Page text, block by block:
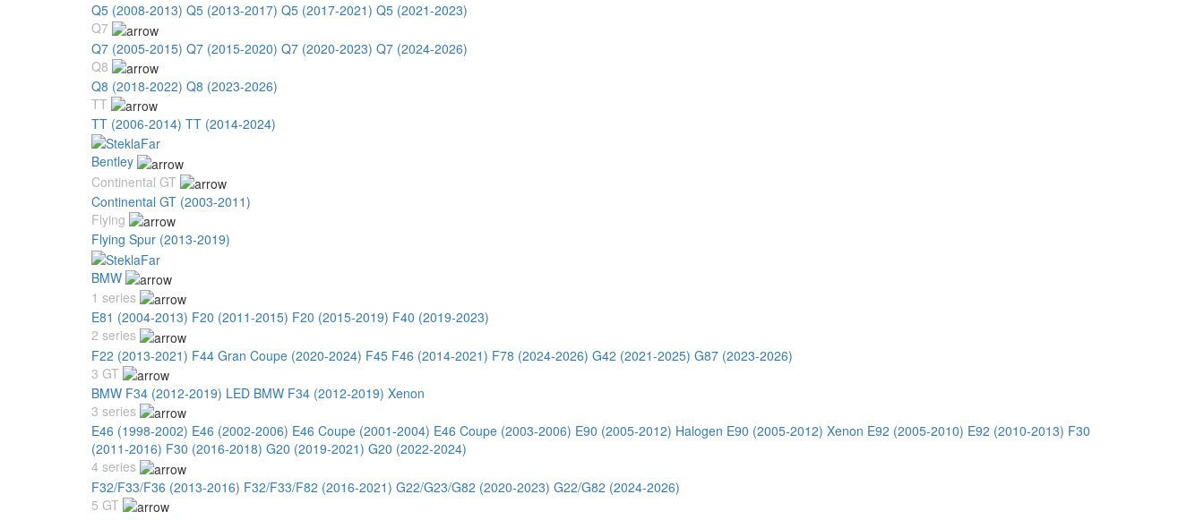
Q5 (2008-2013) Q5 (2013-2017) Q5 (2017-2021) Q5 (2021-2023)
Q7
Q7 (2005-2015) Q7 (2015-2020) Q7 (2020-2023) Q7 (2024-2026)
Q8
Q8 (2018-2022) Q8 (2023-2026)
TT
TT (2006-2014) TT (2014-2024)
Bentley
Continental GT
Continental GT (2003-2011)
Flying
Flying Spur (2013-2019)
BMW
1 series
E81 (2004-2013) F20 (2011-2015) F20 (2015-2019) F40 (2019-2023)
2 series
F22 (2013-2021) F44 Gran Coupe (2020-2024) F45 F46 (2014-2021) F78 (2024-2026) G42 (2021-2025) G87 (2023-2026)
3 GT
BMW F34 (2012-2019) LED BMW F34 (2012-2019) Xenon
3 series
E46 (1998-2002) E46 (2002-2006) E46 Coupe (2001-2004) E46 Coupe (2003-2006) E90 (2005-2012) Halogen E90 (2005-2012) Xenon E92 (2005-2010) E92 (2010-2013) F30
(2011-2016) F30 (2016-2018) G20 (2019-2021) G20 (2022-2024)
4 series
F32/F33/F36 (2013-2016) F32/F33/F82 (2016-2021) G22/G23/G82 (2020-2023) G22/G82 (2024-2026)
5 GT